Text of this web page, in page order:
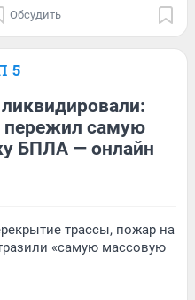
Обсудить
5
пережил самую
БПЛА — онлайн
трассы, пожар на
«самую массовую